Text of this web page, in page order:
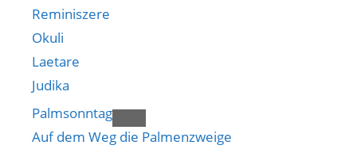
Reminiszere
Okuli
Laetare
Judika
Palmsonntag
Auf dem Weg die Palmenzweige